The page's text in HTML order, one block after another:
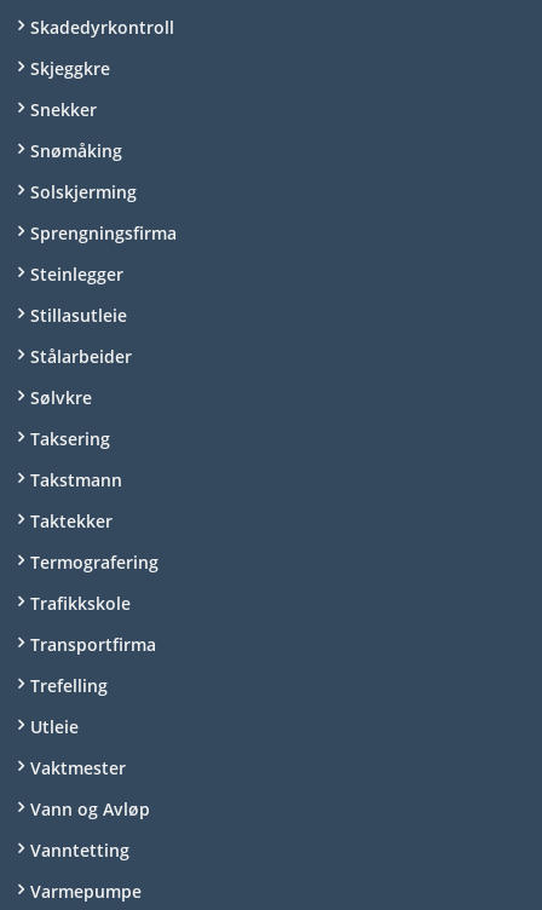
Skadedyrkontroll
Skjeggkre
Snekker
Snømåking
Solskjerming
Sprengningsfirma
Steinlegger
Stillasutleie
Stålarbeider
Sølvkre
Taksering
Takstmann
Taktekker
Termografering
Trafikkskole
Transportfirma
Trefelling
Utleie
Vaktmester
Vann og Avløp
Vanntetting
Varmepumpe